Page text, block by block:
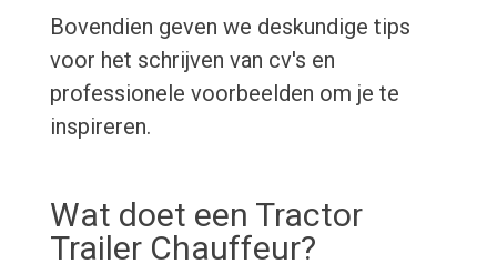
Bovendien geven we deskundige tips
voor het schrijven van cv's en
professionele voorbeelden om je te
inspireren.
Wat doet een Tractor
Trailer Chauffeur?